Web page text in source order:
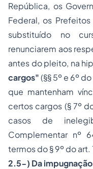
República, os
Federal, os
substituído no
renunciarem aos
antes do pleito, na
cargos"(§§ 5º e 6º
que mantenham
certos cargos (§ 7º
casos de
Complementar nº
termos do § 9º do art.
2.5-) Da